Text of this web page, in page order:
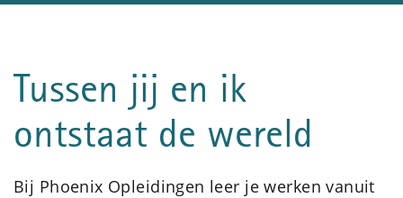
Tussen jij en ik
ontstaat de wereld
Bij Phoenix Opleidingen leer je werken vanuit